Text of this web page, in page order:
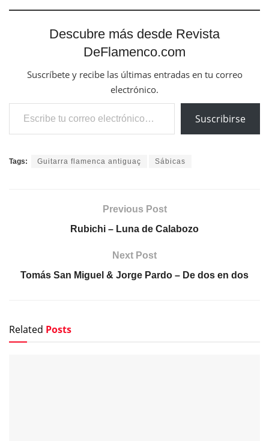
Descubre más desde Revista
DeFlamenco.com
Suscríbete y recibe las últimas entradas en tu correo
electrónico.
Escribe tu correo electrónico…
Suscribirse
Tags: Guitarra flamenca antiguaç Sábicas
Previous Post
Rubichi – Luna de Calabozo
Next Post
Tomás San Miguel & Jorge Pardo – De dos en dos
Related Posts